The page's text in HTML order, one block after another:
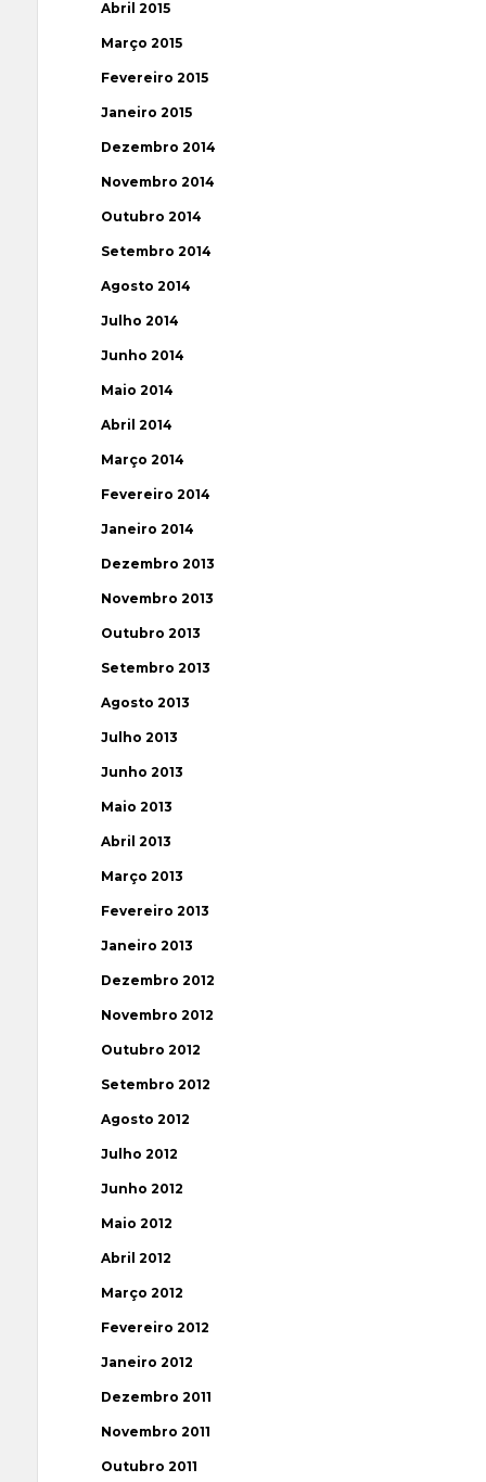
Abril 2015
Março 2015
Fevereiro 2015
Janeiro 2015
Dezembro 2014
Novembro 2014
Outubro 2014
Setembro 2014
Agosto 2014
Julho 2014
Junho 2014
Maio 2014
Abril 2014
Março 2014
Fevereiro 2014
Janeiro 2014
Dezembro 2013
Novembro 2013
Outubro 2013
Setembro 2013
Agosto 2013
Julho 2013
Junho 2013
Maio 2013
Abril 2013
Março 2013
Fevereiro 2013
Janeiro 2013
Dezembro 2012
Novembro 2012
Outubro 2012
Setembro 2012
Agosto 2012
Julho 2012
Junho 2012
Maio 2012
Abril 2012
Março 2012
Fevereiro 2012
Janeiro 2012
Dezembro 2011
Novembro 2011
Outubro 2011